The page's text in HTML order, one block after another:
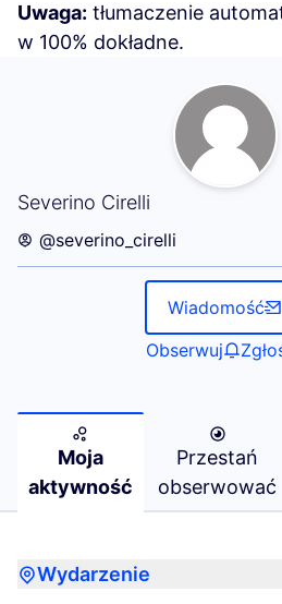
Uwaga: tłumaczenie
w 100% dokładne.
Severino Cirelli
Moja aktywność (Severino
@severino_cirelli
Wiadomość
Obserwuj
Moja
aktywność
Przestań
obserwować
Wydarzenie